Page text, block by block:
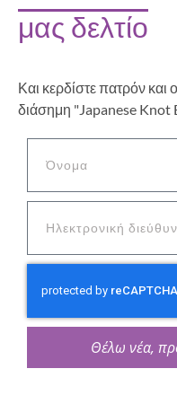
μας δελτίο
Και κερδίστε πατρόν
διάσημη "Japanese Knot
Θέλω νέα,